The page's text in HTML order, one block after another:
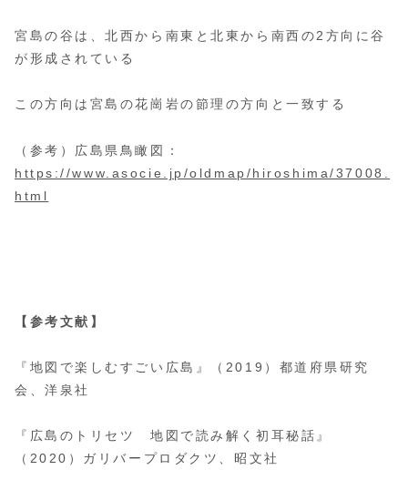
宮島の谷は、北西から南東と北東から南西の2方向に谷
が形成されている
この方向は宮島の花崗岩の節理の方向と一致する
（参考）広島県鳥瞰図：
https://www.asocie.jp/oldmap/hiroshima/37008.
html
【参考文献】
『地図で楽しむすごい広島』（2019）都道府県研究
会、洋泉社
『広島のトリセツ 地図で読み解く初耳秘話』
（2020）ガリバープロダクツ、昭文社